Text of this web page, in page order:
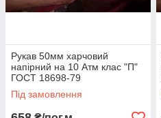
Рукав 50мм харчовий
напірний на 10 Атм клас "П"
ГОСТ 18698-79
Під замовлення